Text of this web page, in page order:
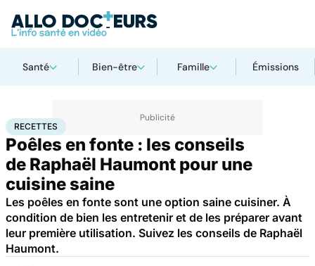
Santé Bien-être Famille Émissions
AccueilBien-être Recettes
RECETTES
Poêles en fonte : les conseils
de Raphaël Haumont pour une
cuisine saine
Les poêles en fonte sont une option saine cuisiner. À
condition de bien les entretenir et de les préparer avant
leur première utilisation. Suivez les conseils de Raphaël
Haumont.